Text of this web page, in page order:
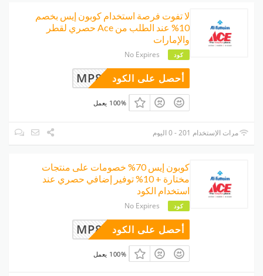
لا تفوت فرصة استخدام كوبون إيس بخصم
10% عند الطلب من Ace حصري لقطر
والإمارات
كود No Expires
MP8UDQJأحصل على الكود
100% يعمل
مرات الإستخدام 201 - 0 اليوم
كوبون إيس 70% خصومات على منتجات
مختارة + 10% توفير إضافي حصري عند
استخدام الكود
كود No Expires
MP8UDQJأحصل على الكود
100% يعمل